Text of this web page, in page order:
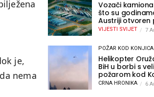
je,
nema
Vozači
što su
Austriji otvoren
sigurni parking
VIJESTI SVIJET 7
POŽAR KOD KONJICA
Helikopter
BiH u borbi s
požarom kod
sudjelovao i
CRNA HRONIKA 6